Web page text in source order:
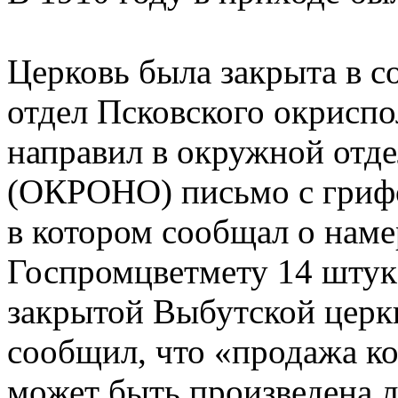
Церковь была закрыта в
отдел Псковского
направил в окружной
(ОКРОНО) письмо с
в котором сообщал о
Госпромцветмету 14
закрытой Выбутской
сообщил, что «продажа